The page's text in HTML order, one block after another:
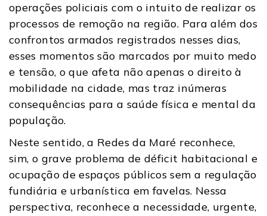
operações policiais com o intuito de realizar os
processos de remoção na região. Para além dos
confrontos armados registrados nesses dias,
esses momentos são marcados por muito medo
e tensão, o que afeta não apenas o direito à
mobilidade na cidade, mas traz inúmeras
consequências para a saúde física e mental da
população.
Neste sentido, a Redes da Maré reconhece,
sim, o grave problema de déficit habitacional e
ocupação de espaços públicos sem a regulação
fundiária e urbanística em favelas. Nessa
perspectiva, reconhece a necessidade, urgente,